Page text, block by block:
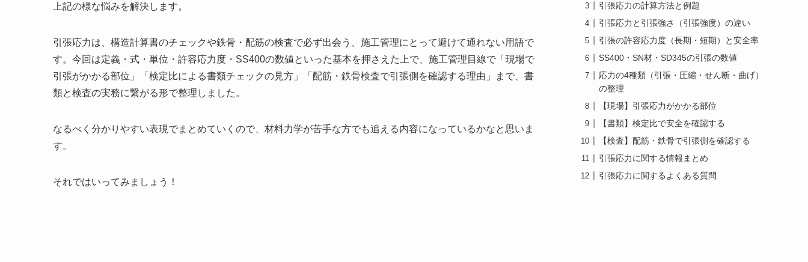
上記の様な悩みを解決します。
引張応力は、構造計算書のチェックや鉄骨・配筋の検査で必ず出会う、施工管理にとって避けて通れない用語で
す。今回は定義・式・単位・許容応力度・SS400の数値といった基本を押さえた上で、施工管理目線で「現場で
引張がかかる部位」「検定比による書類チェックの見方」「配筋・鉄骨検査で引張側を確認する理由」まで、書
類と検査の実務に繋がる形で整理しました。
なるべく分かりやすい表現でまとめていくので、材料力学が苦手な方でも追える内容になっているかなと思いま
す。
それではいってみましょう！
引張応力の計算方法と例題
引張応力と引張強さ（引張強度）の違い
引張の許容応力度（長期・短期）と安全率
SS400・SN材・SD345の引張の数値
応力の4種類（引張・圧縮・せん断・曲げ）
の整理
【現場】引張応力がかかる部位
【書類】検定比で安全を確認する
【検査】配筋・鉄骨で引張側を確認する
引張応力に関する情報まとめ
引張応力に関するよくある質問